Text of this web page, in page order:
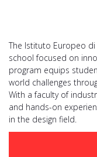
The Istituto Europeo di
school focused on
program equips
world challenges
With a faculty of
and hands-on
in the design field.